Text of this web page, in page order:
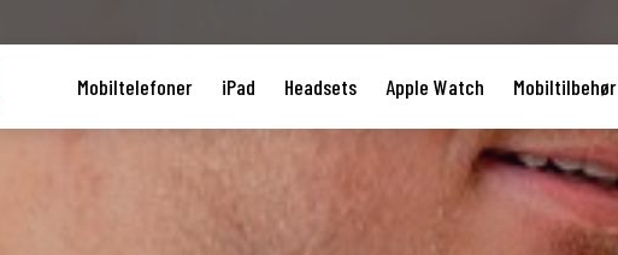
Mobiltelefoner iPad Headsets Apple Watch Mobiltilbehør